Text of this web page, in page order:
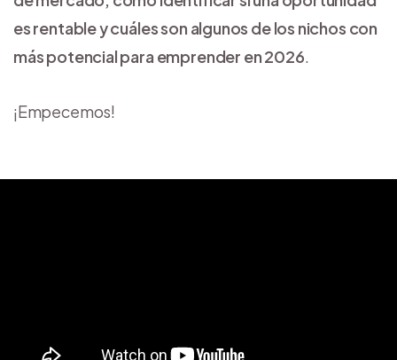
es rentable y cuáles son algunos de los nichos con
más potencial para emprender en 2026.
¡Empecemos!